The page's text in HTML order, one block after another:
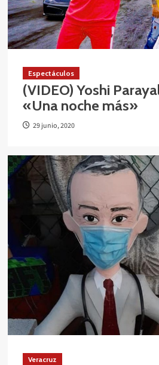
Espectáculos
(VIDEO) Yoshi
«Una noche más»
29 junio, 2020
Veracruz